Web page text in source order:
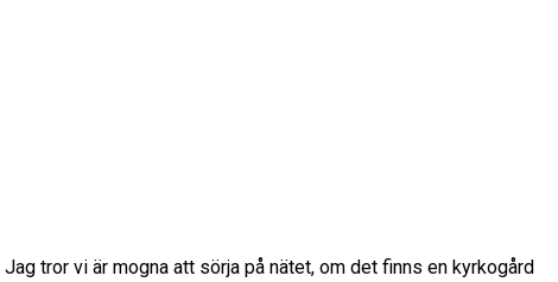
tror vi är mogna att sörja på nätet, om det finns en kyrkogård